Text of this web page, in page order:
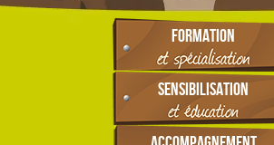
FORMATION
SENSIBILISATION